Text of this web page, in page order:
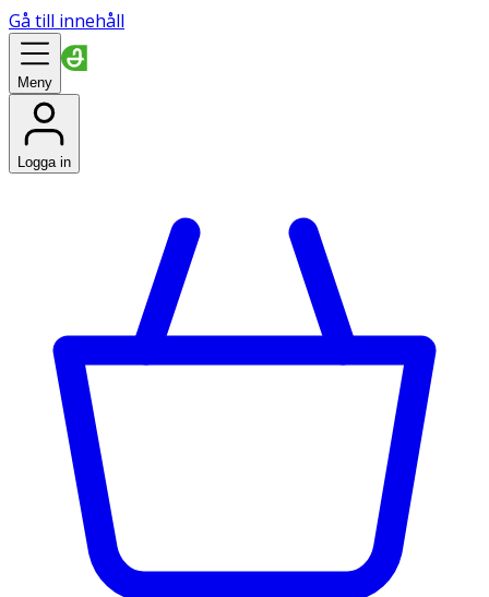
Gå till innehåll
Meny
Logga in